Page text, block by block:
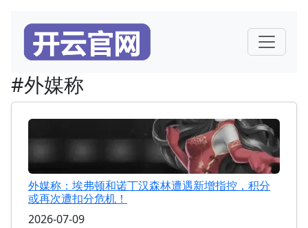
#外媒称
外媒称：埃弗顿和诺丁汉森林遭遇新增指控，积分
或再次遭扣分危机！
2026-07-09